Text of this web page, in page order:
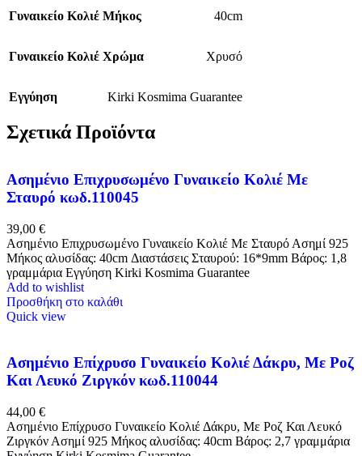
Γυναικείο Κολιέ Μήκος 40cm
Γυναικείο Κολιέ Χρώμα Χρυσό
Εγγύηση Kirki Kosmima Guarantee
Σχετικά Προϊόντα
Ασημένιο Επιχρυσωμένο Γυναικείο Κολιέ Με
Σταυρό κωδ.110045
39,00 €
Ασημένιο Επιχρυσωμένο Γυναικείο Κολιέ Με Σταυρό Ασημί 925
Μήκος αλυσίδας: 40cm Διαστάσεις Σταυρού: 16*9mm Βάρος: 1,8
γραμμάρια Eγγύηση Kirki Kosmima Guarantee
Add to wishlist
Προσθήκη στο καλάθι
Quick view
Ασημένιο Επίχρυσο Γυναικείο Κολιέ Δάκρυ, Με Ροζ
Και Λευκό Ζιργκόν κωδ.110044
44,00 €
Ασημένιο Επίχρυσο Γυναικείο Κολιέ Δάκρυ, Με Ροζ Και Λευκό
Ζιργκόν Ασημί 925 Μήκος αλυσίδας: 40cm Βάρος: 2,7 γραμμάρια